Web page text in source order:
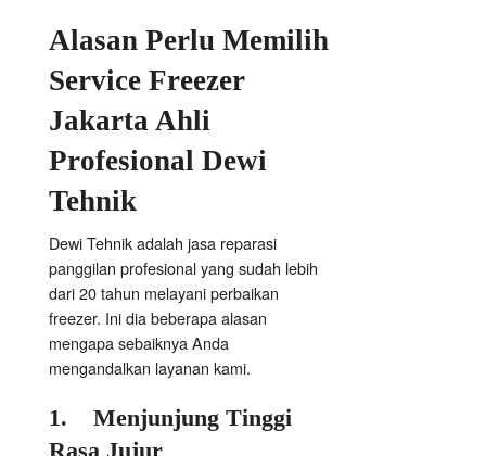
Alasan Perlu Memilih
Service Freezer
Jakarta Ahli
Profesional Dewi
Tehnik
Dewi Tehnik adalah jasa reparasi
panggilan profesional yang sudah lebih
dari 20 tahun melayani perbaikan
freezer. Ini dia beberapa alasan
mengapa sebaiknya Anda
mengandalkan layanan kami.
1. Menjunjung Tinggi
Rasa Jujur